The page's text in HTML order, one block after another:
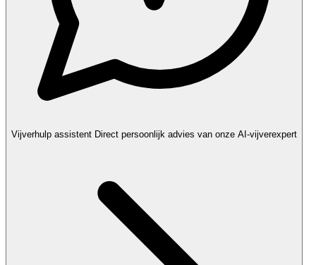
Vijverhulp assistent Direct persoonlijk advies van onze AI-vijverexpert